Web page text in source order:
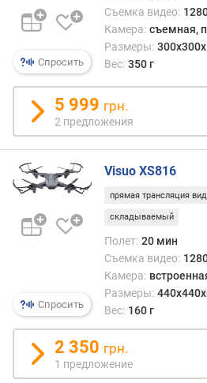
р
а
м
е
м
и
ц
в
е
г
Спросить
Съемка видео:
Камера: съемная,
Размеры:
Вес: 350 г
5 999 грн.
2 предложения
Спросить
Visuo XS816
прямая трансляция
складываемый
Полет: 20 мин
Съемка видео:
Камера:
Размеры:
Вес: 160 г
2 350 грн.
1 предложение